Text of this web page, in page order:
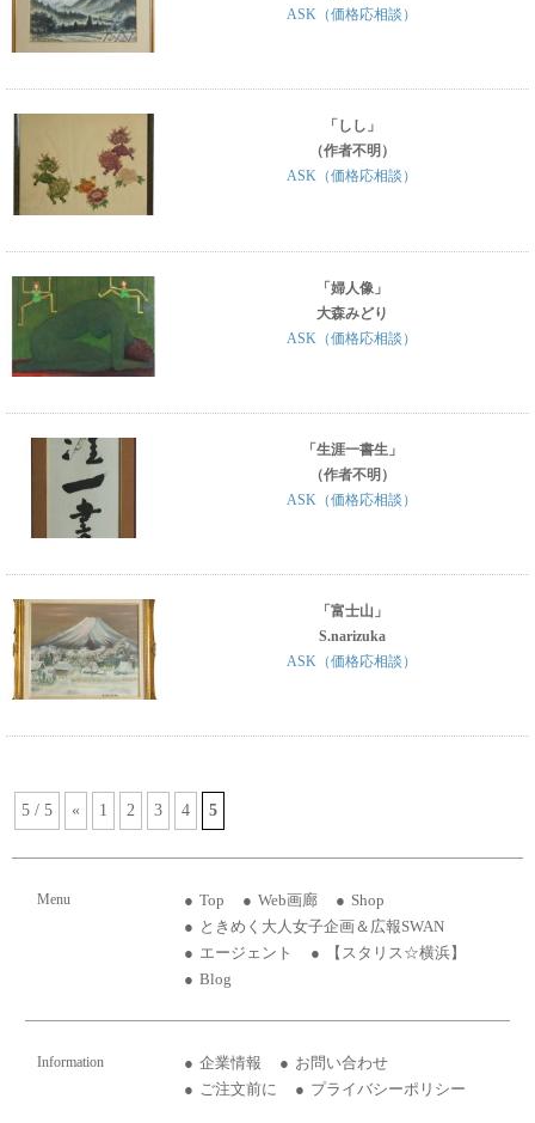
ASK（価格応相談）
「しし」
（作者不明）
ASK（価格応相談）
「婦人像」
大森みどり
ASK（価格応相談）
「生涯一書生」
（作者不明）
ASK（価格応相談）
「富士山」
S.narizuka
ASK（価格応相談）
5 / 5 « 1 2 3 4 5
Menu Top Web画廊
Shop
ときめく大人女子企画＆広報SWAN
エージェント
【スタリス☆横浜】
Blog
Information 企業情報
お問い合わせ
ご注文前に
プライバシーポリシー